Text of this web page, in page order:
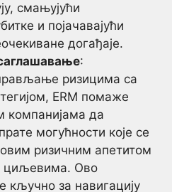
смањујући
и појачавајући
догађаје.
:
ризицима са
ERM помаже
компанијама да
могућности које се
ризичним апетитом
циљевима. Ово
кључно за навигацију